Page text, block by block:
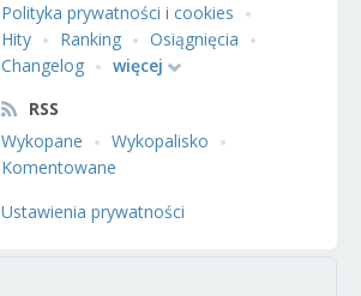
Polityka prywatności i cookies
Hity
Ranking
Osiągnięcia
Changelog
więcej
RSS
Wykopane
Wykopalisko
Komentowane
Ustawienia prywatności